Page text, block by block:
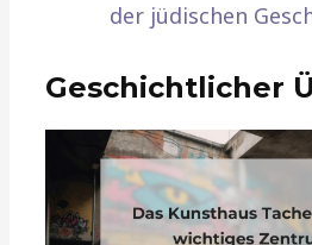
der jüdischen
Geschichtlicher